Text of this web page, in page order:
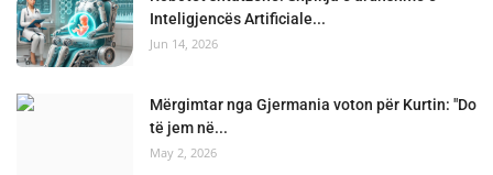
Inteligjencës Artificiale...
Jun 14, 2026
Mërgimtar nga Gjermania voton për Kurtin: "Do
të jem në...
May 2, 2026